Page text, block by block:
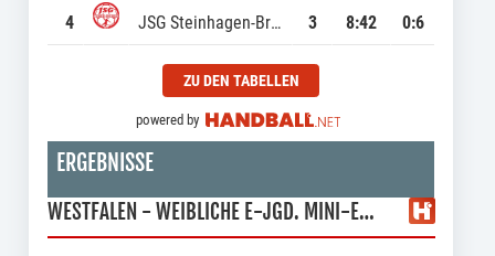
4 JSG Steinhagen-Brockhagen 3 8:42 0:6
ZU DEN TABELLEN
powered by
ERGEBNISSE
WESTFALEN - WEIBLICHE E-JGD. MINI-EM HAUPTRUNDE GRUPPE 1